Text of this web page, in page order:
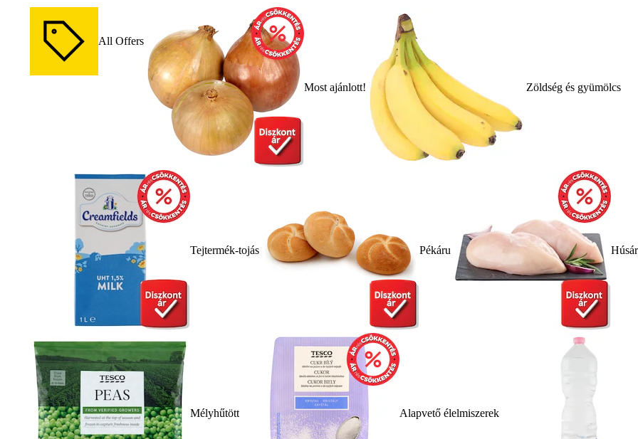
All Offers
Most ajánlott! Zöldség és gyümölcs
Tejtermék-tojás Pékáru
Mélyhűtött Alapvető élelmiszerek